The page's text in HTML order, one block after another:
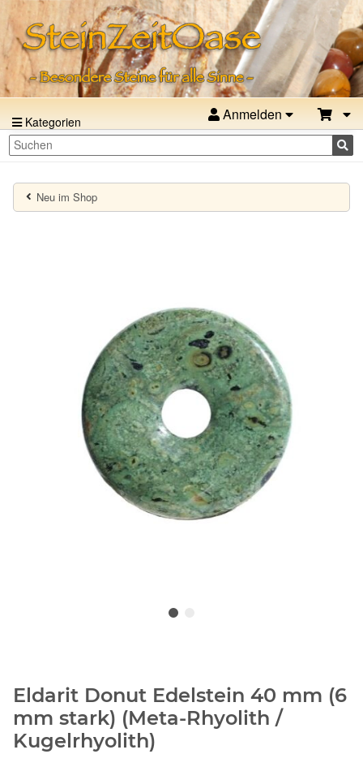
Kategorien Anmelden
Neu im Shop
Eldarit Donut Edelstein 40 mm (6
mm stark) (Meta-Rhyolith /
Kugelrhyolith)